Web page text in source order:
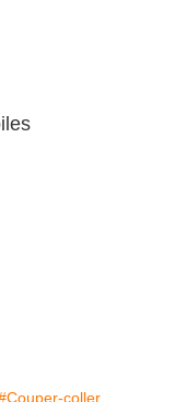
coller